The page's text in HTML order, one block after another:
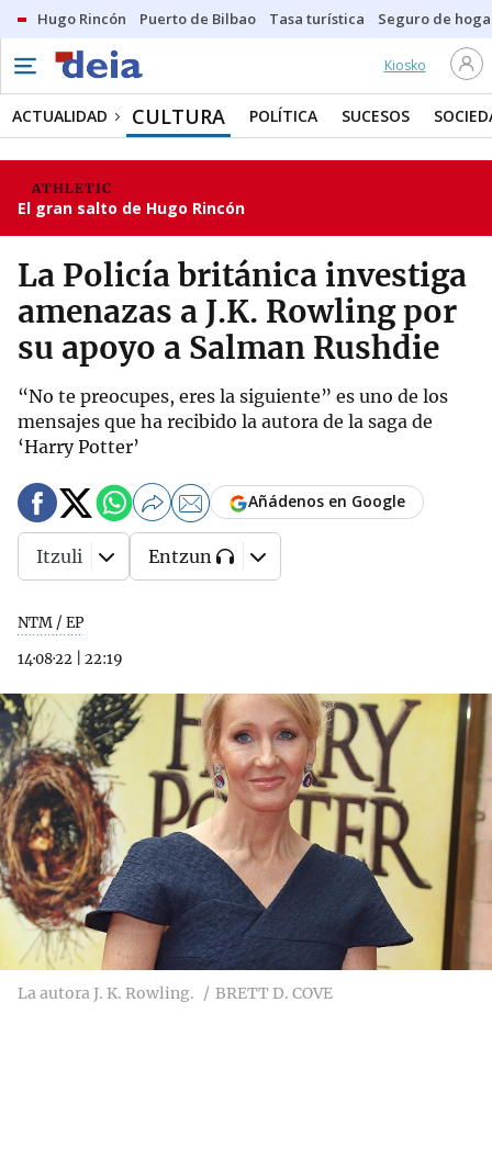
Hugo Rincón Puerto de Bilbao Tasa turística Seguro de
Kiosko
ACTUALIDAD CULTURA POLÍTICA SUCESOS
ATHLETIC
El gran salto de Hugo Rincón
La Policía británica investiga
amenazas a J.K. Rowling por
su apoyo a Salman Rushdie
“No te preocupes, eres la siguiente” es uno de los
mensajes que ha recibido la autora de la saga de
‘Harry Potter’
NTM / EP
14·08·22
22:19
Añádenos en Google
Itzuli Entzun
La autora J. K. Rowling. BRETT D. COVE